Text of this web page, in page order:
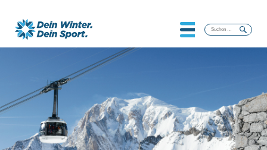
Suchen
nach: